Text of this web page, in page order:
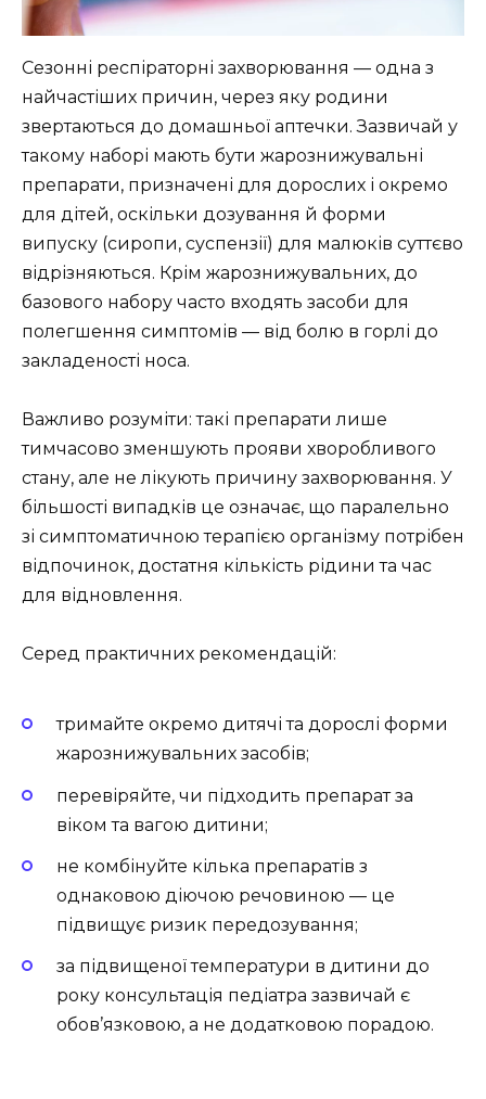
Сезонні респіраторні захворювання — одна з
найчастіших причин, через яку родини
звертаються до домашньої аптечки. Зазвичай у
такому наборі мають бути жарознижувальні
препарати, призначені для дорослих і окремо
для дітей, оскільки дозування й форми
випуску (сиропи, суспензії) для малюків суттєво
відрізняються. Крім жарознижувальних, до
базового набору часто входять засоби для
полегшення симптомів — від болю в горлі до
закладеності носа.
Важливо розуміти: такі препарати лише
тимчасово зменшують прояви хворобливого
стану, але не лікують причину захворювання. У
більшості випадків це означає, що паралельно
зі симптоматичною терапією організму потрібен
відпочинок, достатня кількість рідини та час
для відновлення.
Серед практичних рекомендацій:
тримайте окремо дитячі та дорослі форми
жарознижувальних засобів;
перевіряйте, чи підходить препарат за
віком та вагою дитини;
не комбінуйте кілька препаратів з
однаковою діючою речовиною — це
підвищує ризик передозування;
за підвищеної температури в дитини до
року консультація педіатра зазвичай є
обов’язковою, а не додатковою порадою.